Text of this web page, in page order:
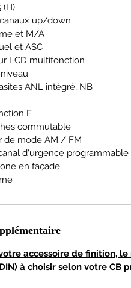
(H)
up/down
et M/A
et ASC
LCD multifonction
ANL intégré, NB
F
commutable
de mode AM / FM
d'urgence programmable
en façade
accessoire de finition,
à choisir selon votre CB